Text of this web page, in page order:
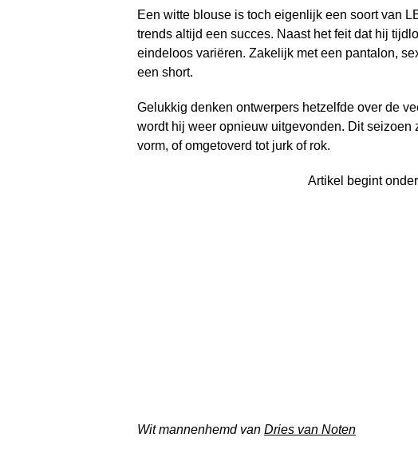
Een witte blouse is toch eigenlijk een soort van
trends altijd een succes. Naast het feit dat hij
eindeloos variëren. Zakelijk met een pantalon,
een short.
Gelukkig denken ontwerpers hetzelfde over de
wordt hij weer opnieuw uitgevonden. Dit seizoen
vorm, of omgetoverd tot jurk of rok.
Artikel begint
Wit mannenhemd van Dries van Noten